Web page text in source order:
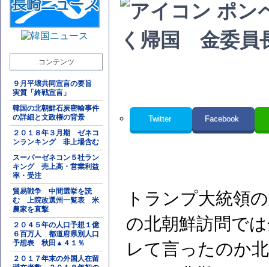
コンテンツ
９月平壌共同宣言の要旨
実質「終戦宣言」
韓国の北朝鮮石炭密輸事件
の詳細と文政権の背景
２０１８年３月期 ゼネコ
ンランキング 非上場含む
スーパーゼネコン５社ラン
キング 売上高・営業利益
率・受注
貿易戦争 中間選挙を読
む 上院改選州一覧表 米
農家を直撃
２０４５年の人口予想１億
６百万人 都道府県別人口
予想表 秋田▲４１％
２０１７年末の外国人在留
ポン
く帰国 金委員
Twitter Facebook
トランプ大統領
の北朝鮮訪問で
レて言ったのか